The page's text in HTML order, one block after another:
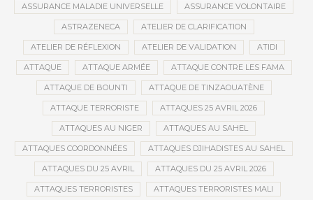
ASSURANCE MALADIE UNIVERSELLE ASSURANCE VOLONTAIRE
ASTRAZENECA ATELIER DE CLARIFICATION
ATELIER DE RÉFLEXION ATELIER DE VALIDATION ATIDI
ATTAQUE ATTAQUE ARMÉE ATTAQUE CONTRE LES FAMA
ATTAQUE DE BOUNTI ATTAQUE DE TINZAOUATÈNE
ATTAQUE TERRORISTE ATTAQUES 25 AVRIL 2026
ATTAQUES AU NIGER ATTAQUES AU SAHEL
ATTAQUES COORDONNÉES ATTAQUES DJIHADISTES AU SAHEL
ATTAQUES DU 25 AVRIL ATTAQUES DU 25 AVRIL 2026
ATTAQUES TERRORISTES ATTAQUES TERRORISTES MALI